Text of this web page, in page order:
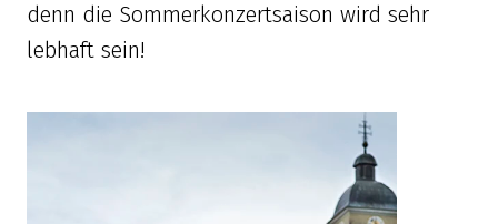
denn die Sommerkonzertsaison wird sehr
lebhaft sein!